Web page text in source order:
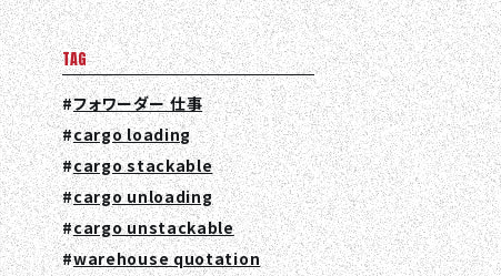
TAG
フォワーダー 仕事
cargo loading
cargo stackable
cargo unloading
cargo unstackable
warehouse quotation